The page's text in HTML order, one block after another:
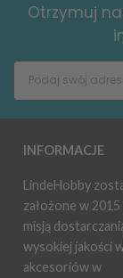
Otrzymuj
INFORMACJE
LindeHobby
założone w
misją
wysokiej jakości
akcesoriów w